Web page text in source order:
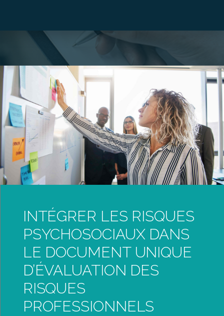
INTÉGRER LES RISQUES
PSYCHOSOCIAUX DANS
LE DOCUMENT UNIQUE
D’ÉVALUATION DES
RISQUES
PROFESSIONNELS